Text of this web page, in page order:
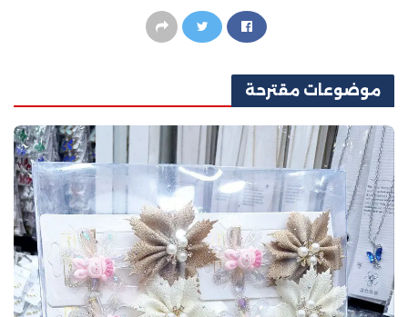
موضوعات مقترحة